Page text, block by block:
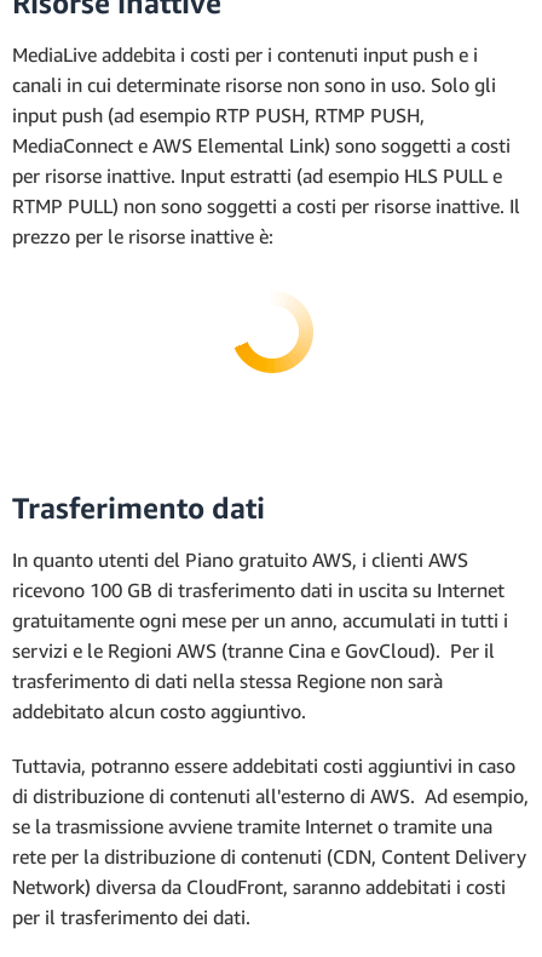
Oppure 0,03942 USD al minuto con un addebito
USD + 0,0518 USD + 0,0518 USD + 0,0518 USD +
0,0214 USD) =0,5566 USD all'ora
0,5566 USD all'ora × 720 ore =400,75 USD per un
mese di 30 giorni
Confronta questa cifra con 1.702,94 USD, ovvero il
costo per l'esecuzione della stessa configurazione
720p HD, 30 fps = 1,41 USD all'ora
Totale
4,583 USD + 0,702 USD + 0,702 USD + 0,354 USD
+ 11,232 USD + 2,808 USD + 1,41 USD =21,791
USD all'ora
Oppure 0,363 USD al minuto con un addebito
MediaLive addebita i costi per i contenuti input push e i
canali in cui determinate risorse non sono in uso. Solo gli
input push (ad esempio RTP PUSH, RTMP PUSH,
MediaConnect e AWS Elemental Link) sono soggetti a costi
per risorse inattive. Input estratti (ad esempio HLS PULL e
RTMP PULL) non sono soggetti a costi per risorse inattive. Il
prezzo per le risorse inattive è:
Trasferimento dati
In quanto utenti del Piano gratuito AWS, i clienti AWS
ricevono 100 GB di trasferimento dati in uscita su Internet
gratuitamente ogni mese per un anno, accumulati in tutti i
servizi e le Regioni AWS (tranne Cina e GovCloud). Per il
trasferimento di dati nella stessa Regione non sarà
addebitato alcun costo aggiuntivo.
Tuttavia, potranno essere addebitati costi aggiuntivi in caso
di distribuzione di contenuti all'esterno di AWS. Ad esempio,
se la trasmissione avviene tramite Internet o tramite una
rete per la distribuzione di contenuti (CDN, Content Delivery
Network) diversa da CloudFront, saranno addebitati i costi
per il trasferimento dei dati.